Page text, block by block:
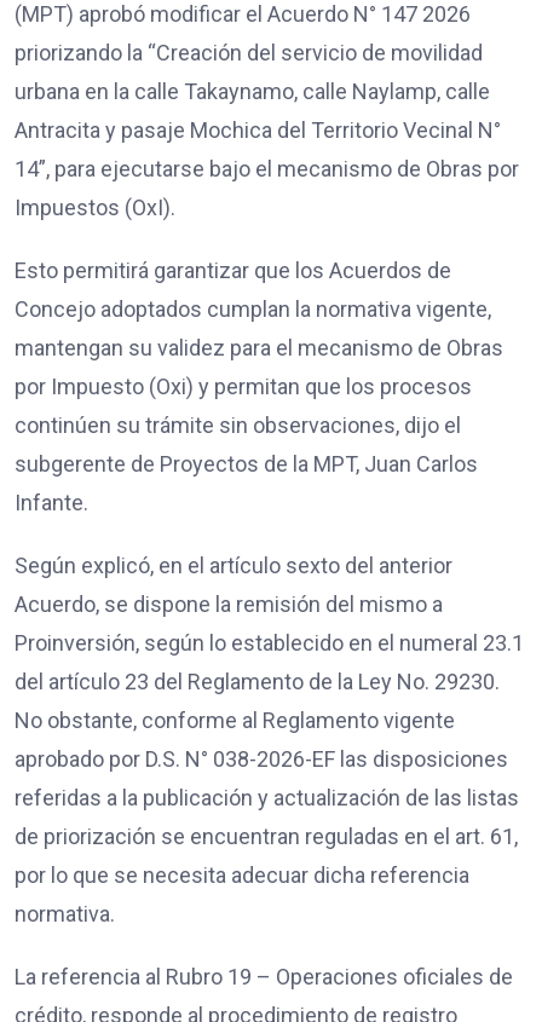
(MPT) aprobó modificar el Acuerdo N° 147 2026
priorizando la “Creación del servicio de movilidad
urbana en la calle Takaynamo, calle Naylamp, calle
Antracita y pasaje Mochica del Territorio Vecinal N°
14”, para ejecutarse bajo el mecanismo de Obras por
Impuestos (OxI).
Esto permitirá garantizar que los Acuerdos de
Concejo adoptados cumplan la normativa vigente,
mantengan su validez para el mecanismo de Obras
por Impuesto (Oxi) y permitan que los procesos
continúen su trámite sin observaciones, dijo el
subgerente de Proyectos de la MPT, Juan Carlos
Infante.
Según explicó, en el artículo sexto del anterior
Acuerdo, se dispone la remisión del mismo a
Proinversión, según lo establecido en el numeral 23.1
del artículo 23 del Reglamento de la Ley No. 29230.
No obstante, conforme al Reglamento vigente
aprobado por D.S. N° 038-2026-EF las disposiciones
referidas a la publicación y actualización de las listas
de priorización se encuentran reguladas en el art. 61,
por lo que se necesita adecuar dicha referencia
normativa.
La referencia al Rubro 19 – Operaciones oficiales de
crédito, responde al procedimiento de registro